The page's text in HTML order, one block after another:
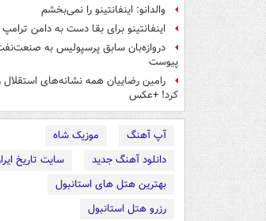
والدانو: اینفانتینو را نمی‌بخشم
اینفانتینو برای بقا دست به دامن
دروازه‌بان سابق پرسپولیس به
پیوست
رامین رضاییان همه نشانه‌های استقلال
کرد! +عکس
آپ آهنگ
موزیک شاه
دانلود آهنگ جدید
سایت تاریخ
بهترین هتل های استانبول
رزرو هتل استانبول